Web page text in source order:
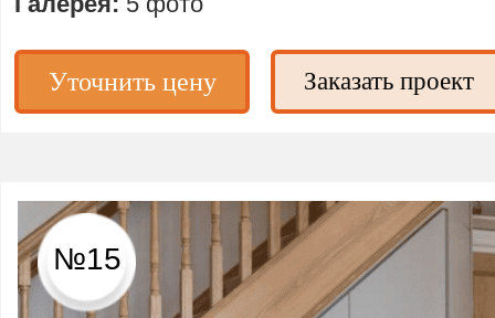
Уточнить цену Заказать проект
№15